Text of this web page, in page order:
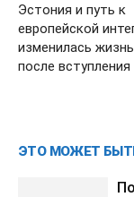
Эстония и путь к
европейской
изменилась
после вступления
ЭТО МОЖЕТ